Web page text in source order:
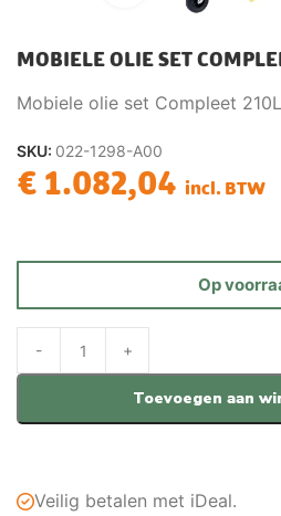
MOBIELE OLIE SET
Mobiele olie set Compleet 210L
SKU: 022-1298-A00
€ 1.082,04 incl. BTW
Op
Toevoegen aan
Veilig betalen met iDeal.